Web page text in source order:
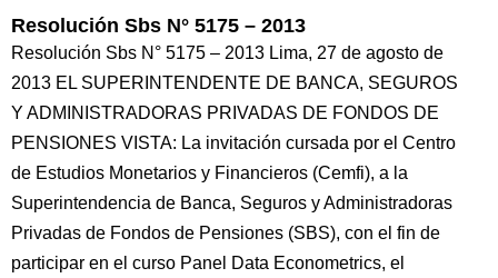
Resolución Sbs N° 5175 – 2013
Resolución Sbs N° 5175 – 2013 Lima, 27 de agosto de
2013 EL SUPERINTENDENTE DE BANCA, SEGUROS
Y ADMINISTRADORAS PRIVADAS DE FONDOS DE
PENSIONES VISTA: La invitación cursada por el Centro
de Estudios Monetarios y Financieros (Cemfi), a la
Superintendencia de Banca, Seguros y Administradoras
Privadas de Fondos de Pensiones (SBS), con el fin de
participar en el curso Panel Data Econometrics, el